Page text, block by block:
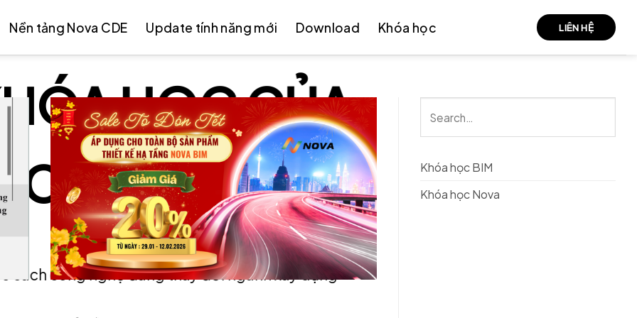
Nền tảng Nova CDE Update tính năng mới Download Khóa học LIÊN HỆ
HỌC CỦA
CHÚNG TÔI
cách công nghệ đang thay đổi ngành xây dựng
Khóa học BIM
Khóa học Nova